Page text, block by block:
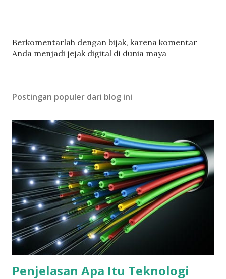
P
o
n
K
m
e
n
t
r
Berkomentarlah dengan bijak, karena komentar
Anda menjadi jejak digital di dunia maya
Postingan populer dari blog ini
Penjelasan Apa Itu Teknologi